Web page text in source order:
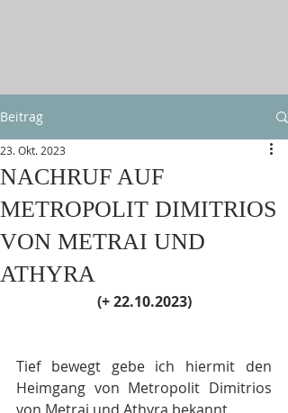
Beitrag
NACHRUF AUF
METROPOLIT DIMITRIOS
VON METRAI UND
ATHYRA
23. Okt. 2023
(+ 22.10.2023)
Tief bewegt gebe ich hiermit den
Heimgang von Metropolit Dimitrios